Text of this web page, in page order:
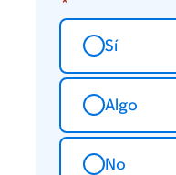
Sí
Algo
No